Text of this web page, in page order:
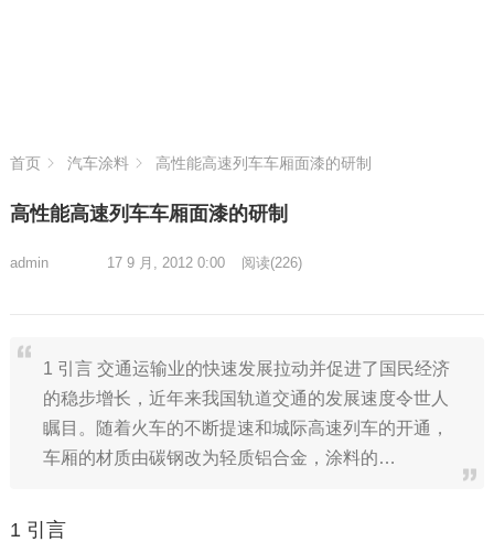
首页 汽车涂料 高性能高速列车车厢面漆的研制
高性能高速列车车厢面漆的研制
admin 17 9 月, 2012 0:00 阅读(226)
1 引言 交通运输业的快速发展拉动并促进了国民经济
的稳步增长，近年来我国轨道交通的发展速度令世人
瞩目。随着火车的不断提速和城际高速列车的开通，
车厢的材质由碳钢改为轻质铝合金，涂料的…
1 引言